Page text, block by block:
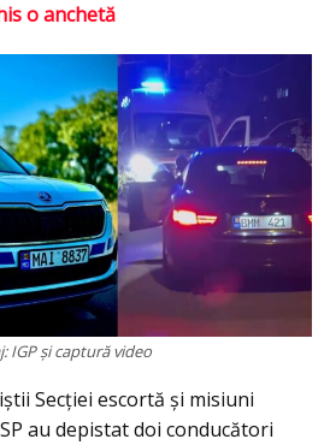
o anchetă
IGP și captură video
Secției escortă și misiuni
au depistat doi conducători